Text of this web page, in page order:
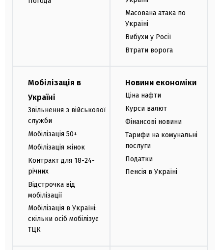
Масована атака по
Україні
Вибухи у Росії
Втрати ворога
Мобілізація в
Україні
Звільнення з військової
служби
Мобілізація 50+
Мобілізація жінок
Контракт для 18-24-
річних
Відстрочка від
мобілізації
Мобілізація в Україні:
скільки осіб мобілізує
ТЦК
Новини економіки
Ціна нафти
Курси валют
Фінансові новини
Тарифи на комунальні
послуги
Податки
Пенсія в Україні